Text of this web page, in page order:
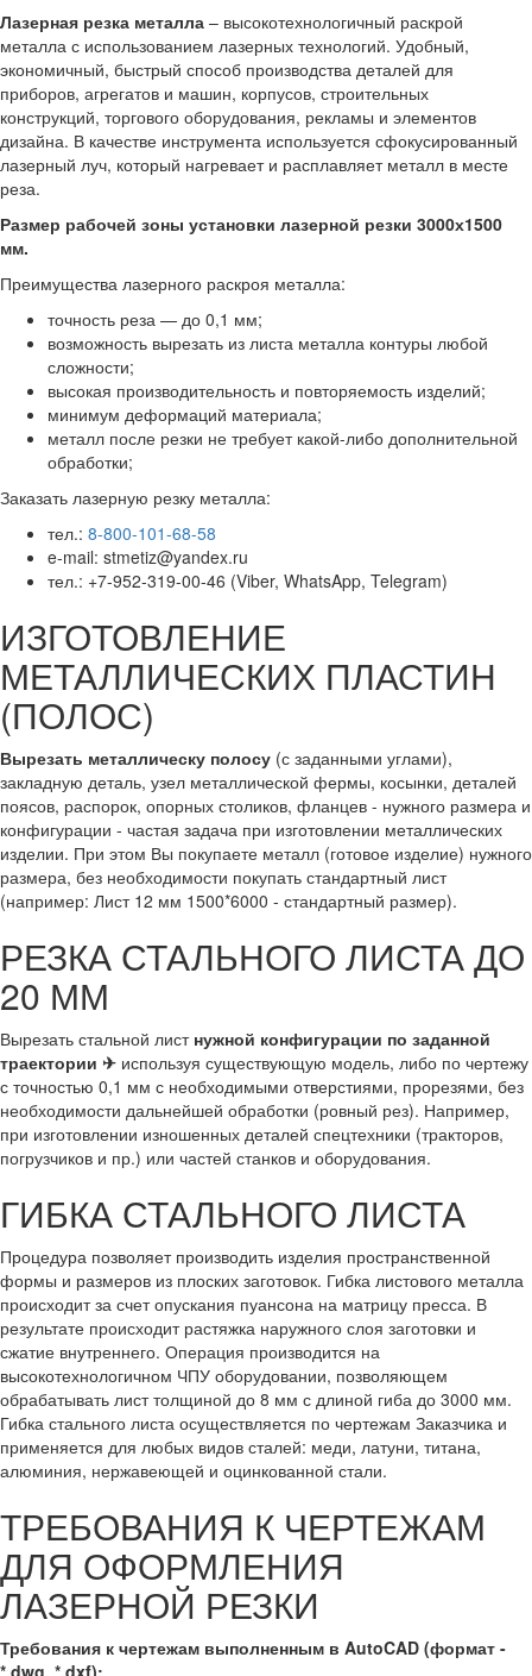
Лазерная резка металла – высокотехнологичный раскрой
металла с использованием лазерных технологий. Удобный,
экономичный, быстрый способ производства деталей для
приборов, агрегатов и машин, корпусов, строительных
конструкций, торгового оборудования, рекламы и элементов
дизайна. В качестве инструмента используется сфокусированный
лазерный луч, который нагревает и расплавляет металл в месте
реза.
Размер рабочей зоны установки лазерной резки 3000х1500
мм.
Преимущества лазерного раскроя металла:
точность реза — до 0,1 мм;
возможность вырезать из листа металла контуры любой
сложности;
высокая производительность и повторяемость изделий;
минимум деформаций материала;
металл после резки не требует какой-либо дополнительной
обработки;
Заказать лазерную резку металла:
тел.: 8-800-101-68-58
e-mail: stmetiz@yandex.ru
тел.: +7-952-319-00-46 (Viber, WhatsApp, Telegram)
ИЗГОТОВЛЕНИЕ
МЕТАЛЛИЧЕСКИХ ПЛАСТИН
(ПОЛОС)
Вырезать металлическу полосу (с заданными углами),
закладную деталь, узел металлической фермы, косынки, деталей
поясов, распорок, опорных столиков, фланцев - нужного размера и
конфигурации - частая задача при изготовлении металлических
изделии. При этом Вы покупаете металл (готовое изделие) нужного
размера, без необходимости покупать стандартный лист
(например: Лист 12 мм 1500*6000 - стандартный размер).
РЕЗКА СТАЛЬНОГО ЛИСТА ДО
20 ММ
Вырезать стальной лист нужной конфигурации по заданной
траектории ✈ используя существующую модель, либо по чертежу
с точностью 0,1 мм с необходимыми отверстиями, прорезями, без
необходимости дальнейшей обработки (ровный рез). Например,
при изготовлении изношенных деталей спецтехники (тракторов,
погрузчиков и пр.) или частей станков и оборудования.
ГИБКА СТАЛЬНОГО ЛИСТА
Процедура позволяет производить изделия пространственной
формы и размеров из плоских заготовок. Гибка листового металла
происходит за счет опускания пуансона на матрицу пресса. В
результате происходит растяжка наружного слоя заготовки и
сжатие внутреннего. Операция производится на
высокотехнологичном ЧПУ оборудовании, позволяющем
обрабатывать лист толщиной до 8 мм с длиной гиба до 3000 мм.
Гибка стального листа осуществляется по чертежам Заказчика и
применяется для любых видов сталей: меди, латуни, титана,
алюминия, нержавеющей и оцинкованной стали.
ТРЕБОВАНИЯ К ЧЕРТЕЖАМ
ДЛЯ ОФОРМЛЕНИЯ
ЛАЗЕРНОЙ РЕЗКИ
Требования к чертежам выполненным в AutoCAD (формат -